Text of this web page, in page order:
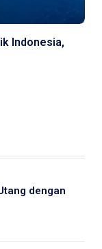
Indonesia,
dengan